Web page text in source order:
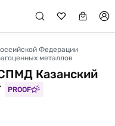
Федерации
металлов
Казанский
PROOF